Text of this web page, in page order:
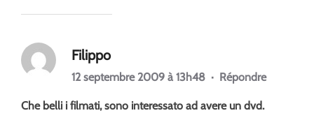
Filippo
12 septembre 2009 à 13h48 · Répondre
Che belli i filmati, sono interessato ad avere un dvd.